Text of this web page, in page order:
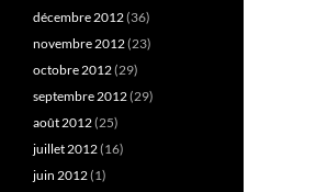
décembre 2012(36)
novembre 2012(23)
octobre 2012(29)
septembre 2012(29)
août 2012(25)
juillet 2012(16)
juin 2012(1)